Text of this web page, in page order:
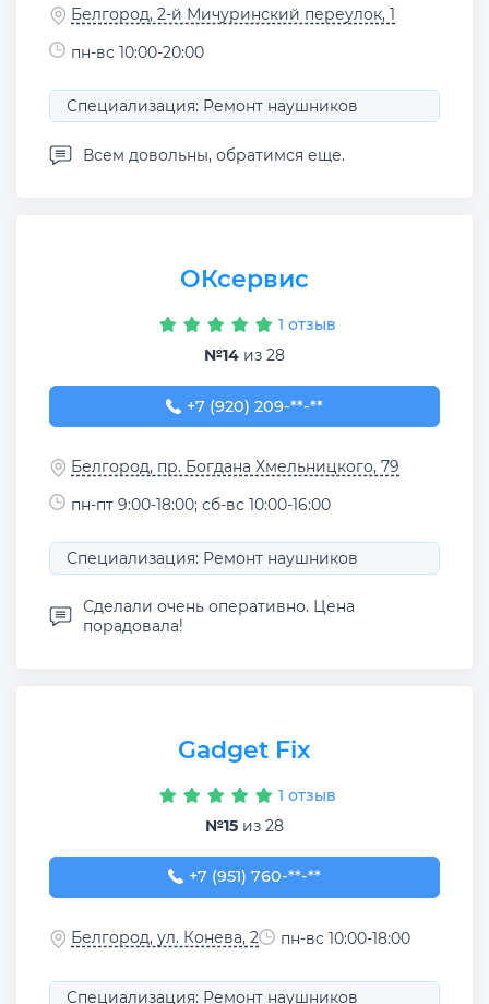
Белгород, 2-й Мичуринский переулок, 1
пн-вс 10:00-20:00
Специализация: Ремонт наушников
Всем довольны, обратимся еще.
ОКсервис
1 отзыв
№14 из 28
+7 (920) 209-30-30
+7 (920) 209-**-**
Белгород, пр. Богдана Хмельницкого, 79
пн-пт 9:00-18:00; сб-вс 10:00-16:00
Специализация: Ремонт наушников
Сделали очень оперативно. Цена
порадовала!
Gadget Fix
1 отзыв
№15 из 28
+7 (951) 760-00-90
+7 (951) 760-**-**
Белгород, ул. Конева, 2 пн-вс 10:00-18:00
Специализация: Ремонт наушников